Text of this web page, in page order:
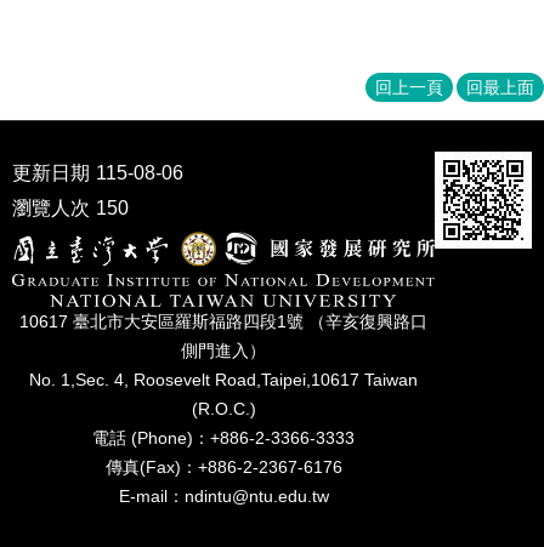
刊
口
試
專
區
所
會
回上一頁 回最上面
更新日期 115-08-06
瀏覽人次 150
10617 臺北市⼤安區羅斯福路四段1號 （辛亥復興路⼝
側⾨進入）
No. 1,Sec. 4, Roosevelt Road,Taipei,10617 Taiwan
(R.O.C.)
電話 (Phone)：+886-2-3366-3333
傳真(Fax)：+886-2-2367-6176
E-mail：ndintu@ntu.edu.tw